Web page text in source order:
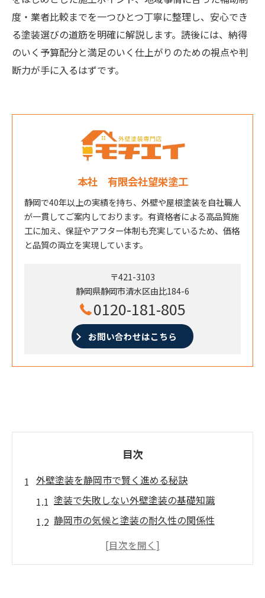
度・業者比較までを一つひとつ丁寧に整理し、安心でき
る塗装選びの道筋を明確に解説します。読後には、納得
のいく予算配分と満足のいく仕上がりのための視点や判
断力が手に入るはずです。
本社 有限会社望栄塗工
静岡で40年以上の実績を持ち、外壁や屋根塗装を自社職人
が一貫してご案内しております。有資格者による高品質施
工に加え、保証やアフター体制も充実しているため、価格
と品質の両立を実現しています。
〒421-3103
静岡県静岡市清水区由比184-6
0120-181-805
お問い合わせはこちら
目次
外壁塗装を静岡市で賢く進める秘訣
塗装で失敗しない外壁塗装の基礎知識
静岡市の気候と塗装の耐久性の関係性
外壁塗装で押さえるべき塗装の選び方